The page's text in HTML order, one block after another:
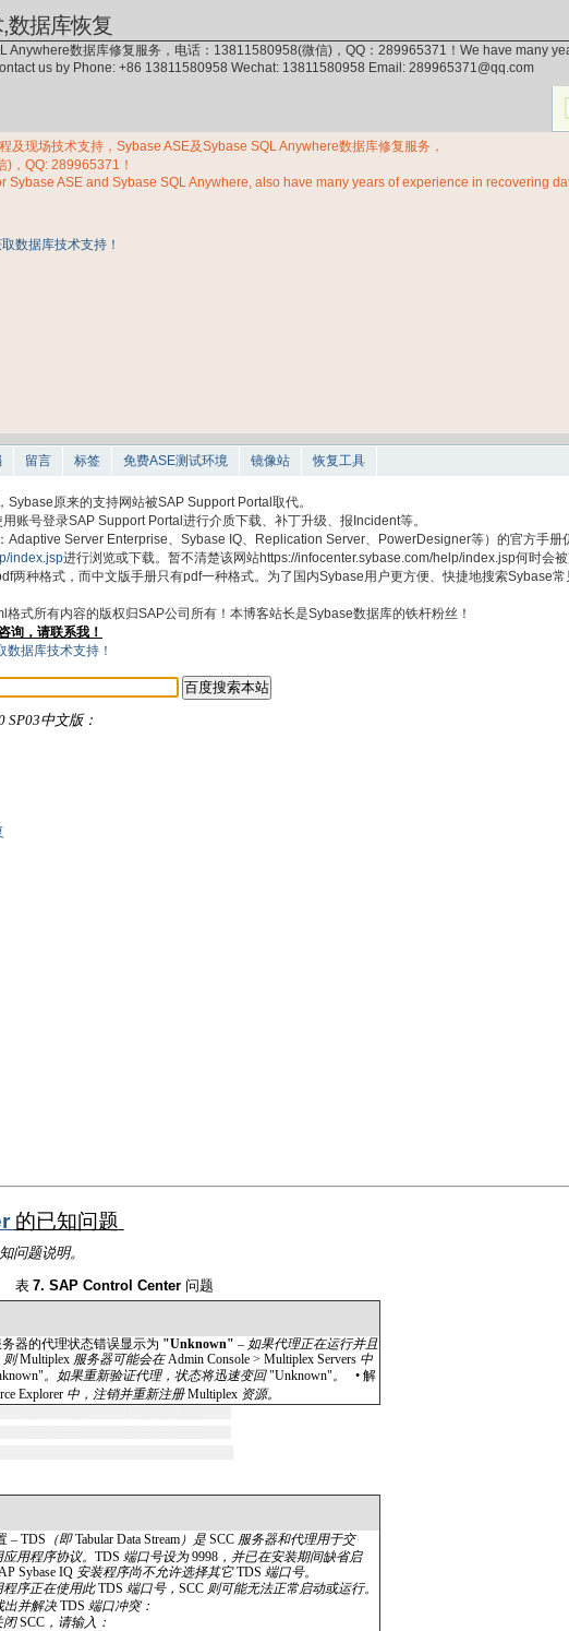
数据库恢复
Anywhere数据库修复服务，电话：13811580958(微信)，QQ：289965371！We have many
us by Phone: +86 13811580958 Wechat: 13811580958 Email: 289965371@qq.com
及现场技术支持，Sybase ASE及Sybase SQL Anywhere数据库修复服务，
，QQ: 289965371！
Sybase ASE and Sybase SQL Anywhere, also have many years of experience in recovering
留言 标签 免费ASE测试环境 镜像站 恢复工具
原来的支持网站被SAP Support Portal取代。
账号登录SAP Support Portal进行介质下载、补丁升级、报Incident等。
Adaptive Server Enterprise、Sybase IQ、Replication Server、PowerDesigner等）的官方手册
index.jsp进行浏览或下载。暂不清楚该网站https://infocenter.sybase.com/help/index.jsp何时会
两种格式，而中文版手册只有pdf一种格式。为了国内Sybase用户更方便、快捷地搜索Sybase
式所有内容的版权归SAP公司所有！本博客站长是Sybase数据库的铁杆粉丝！
询，请联系我！
SP03中文版：
的已知问题
问题说明。
表 7. SAP Control Center 问题
务器的代理状态错误显示为 "Unknown"– 如果代理正在运行并且
则Multiplex 服务器可能会在Admin Console > Multiplex Servers 中
。如果重新验证代理，状态将迅速变回"Unknown"。 • 解
Explorer 中，注销并重新注册Multiplex 资源。
– TDS （即Tabular Data Stream）是 SCC 服务器和代理用于交
应用程序协议。TDS端口号设为9998 ，并已在安装期间缺省启
Sybase IQ 安装程序尚不允许选择其它TDS端口号。
程序正在使用此TDS端口号，SCC 则可能无法正常启动或运行。
出并解决TDS 端口冲突：
闭SCC ，请输入：